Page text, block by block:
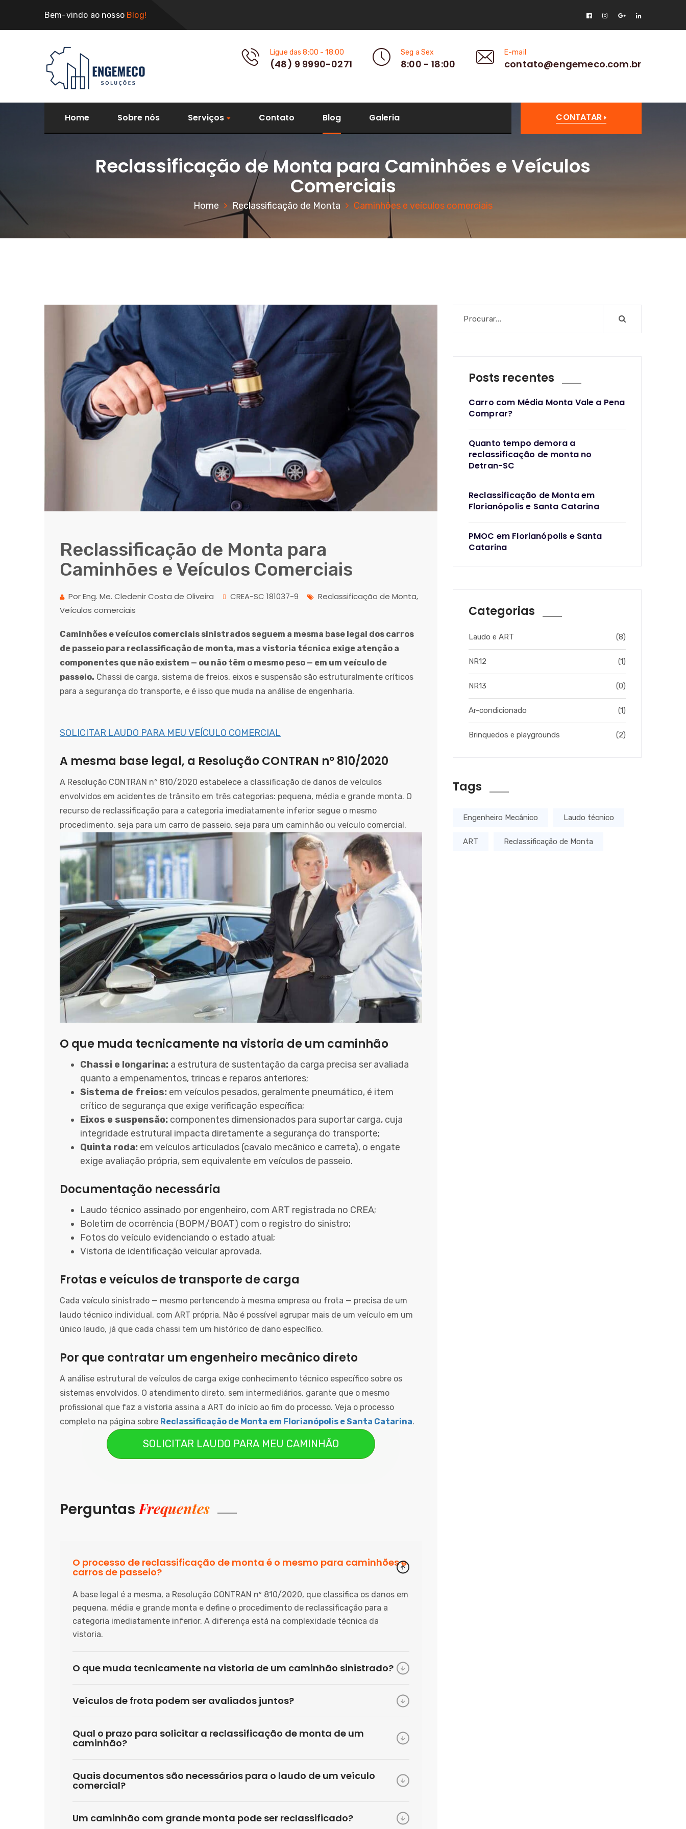
Bem-vindo ao nosso Blog!
Ligue das 8:00 - 18:00
(48) 9 9990-0271
Seg a Sex
8:00 - 18:00
E-mail
contato@engemeco.com.br
Home Sobre nós Serviços Contato Blog Galeria CONTATAR
Reclassificação de Monta para Caminhões e Veículos
Comerciais
Home Reclassificação de Monta Caminhões e veículos comerciais
Reclassificação de Monta para
Caminhões e Veículos Comerciais
Por Eng. Me. Cledenir Costa de Oliveira CREA-SC 181037-9
Reclassificação de Monta,
Veículos comerciais
Caminhões e veículos comerciais sinistrados seguem a mesma base legal dos carros
de passeio para reclassificação de monta, mas a vistoria técnica exige atenção a
componentes que não existem — ou não têm o mesmo peso — em um veículo de
passeio. Chassi de carga, sistema de freios, eixos e suspensão são estruturalmente críticos
para a segurança do transporte, e é isso que muda na análise de engenharia.
SOLICITAR LAUDO PARA MEU VEÍCULO COMERCIAL
A mesma base legal, a Resolução CONTRAN nº 810/2020
A Resolução CONTRAN nº 810/2020 estabelece a classificação de danos de veículos
envolvidos em acidentes de trânsito em três categorias: pequena, média e grande monta. O
recurso de reclassificação para a categoria imediatamente inferior segue o mesmo
procedimento, seja para um carro de passeio, seja para um caminhão ou veículo comercial.
O que muda tecnicamente na vistoria de um caminhão
Chassi e longarina: a estrutura de sustentação da carga precisa ser avaliada
quanto a empenamentos, trincas e reparos anteriores;
Sistema de freios: em veículos pesados, geralmente pneumático, é item
crítico de segurança que exige verificação específica;
Eixos e suspensão: componentes dimensionados para suportar carga, cuja
integridade estrutural impacta diretamente a segurança do transporte;
Quinta roda: em veículos articulados (cavalo mecânico e carreta), o engate
exige avaliação própria, sem equivalente em veículos de passeio.
Documentação necessária
Laudo técnico assinado por engenheiro, com ART registrada no CREA;
Boletim de ocorrência (BOPM/BOAT) com o registro do sinistro;
Fotos do veículo evidenciando o estado atual;
Vistoria de identificação veicular aprovada.
Frotas e veículos de transporte de carga
Cada veículo sinistrado — mesmo pertencendo à mesma empresa ou frota — precisa de um
laudo técnico individual, com ART própria. Não é possível agrupar mais de um veículo em um
único laudo, já que cada chassi tem um histórico de dano específico.
Por que contratar um engenheiro mecânico direto
A análise estrutural de veículos de carga exige conhecimento técnico específico sobre os
sistemas envolvidos. O atendimento direto, sem intermediários, garante que o mesmo
profissional que faz a vistoria assina a ART do início ao fim do processo. Veja o processo
completo na página sobre Reclassificação de Monta em Florianópolis e Santa Catarina.
SOLICITAR LAUDO PARA MEU CAMINHÃO
Perguntas Frequentes
O processo de reclassificação de monta é o mesmo para caminhões e
carros de passeio?
A base legal é a mesma, a Resolução CONTRAN nº 810/2020, que classifica os danos em
pequena, média e grande monta e define o procedimento de reclassificação para a
categoria imediatamente inferior. A diferença está na complexidade técnica da
vistoria.
O que muda tecnicamente na vistoria de um caminhão sinistrado?
Veículos de frota podem ser avaliados juntos?
Qual o prazo para solicitar a reclassificação de monta de um
caminhão?
Quais documentos são necessários para o laudo de um veículo
comercial?
Um caminhão com grande monta pode ser reclassificado?
Posts recentes
Carro com Média Monta Vale a Pena
Comprar?
Quanto tempo demora a
reclassificação de monta no
Detran-SC
Reclassificação de Monta em
Florianópolis e Santa Catarina
PMOC em Florianópolis e Santa
Catarina
Categorias
Laudo e ART (8)
NR12 (1)
NR13 (0)
Ar-condicionado (1)
Brinquedos e playgrounds (2)
Tags
Engenheiro Mecânico Laudo técnico
ART Reclassificação de Monta